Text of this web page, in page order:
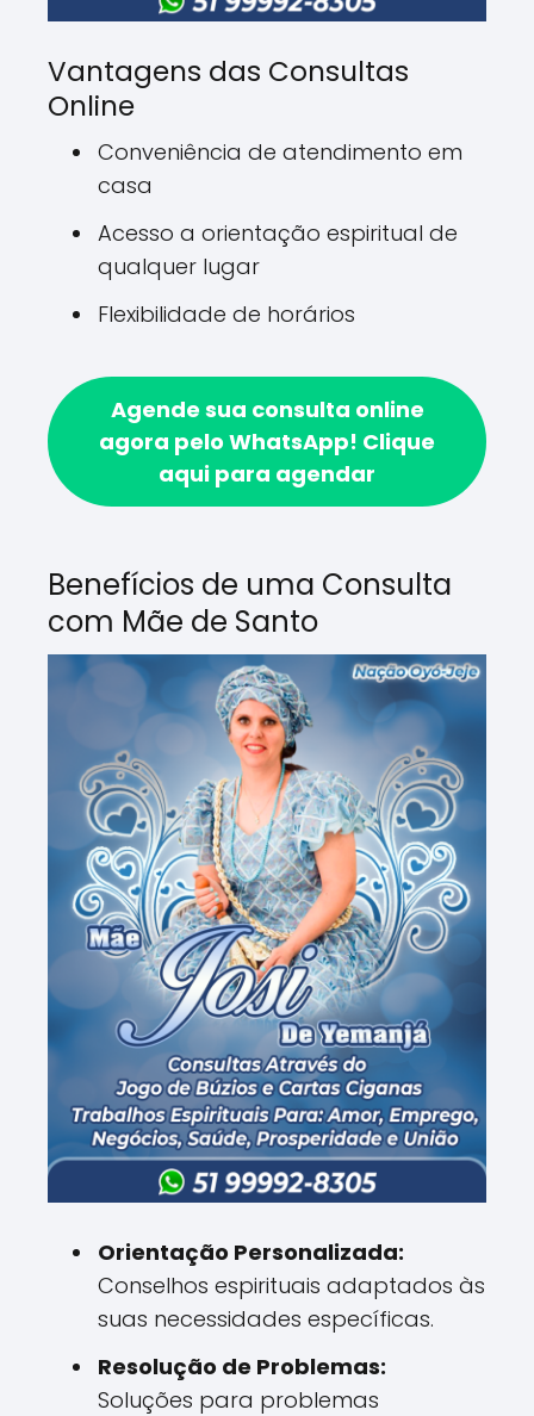
Vantagens das Consultas
Online
Conveniência de atendimento em
casa
Acesso a orientação espiritual de
qualquer lugar
Flexibilidade de horários
Agende sua consulta online
agora pelo WhatsApp! Clique
aqui para agendar
Benefícios de uma Consulta
com Mãe de Santo
Orientação Personalizada:
Conselhos espirituais adaptados às
suas necessidades específicas.
Resolução de Problemas:
Soluções para problemas